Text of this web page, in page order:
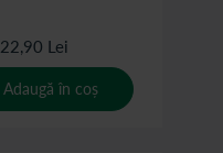
22,90 Lei
Adaugă în coș